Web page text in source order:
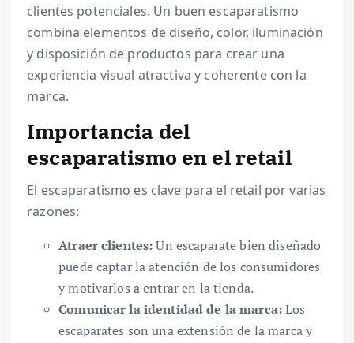
clientes potenciales. Un buen escaparatismo
combina elementos de diseño, color, iluminación
y disposición de productos para crear una
experiencia visual atractiva y coherente con la
marca.
Importancia del
escaparatismo en el retail
El escaparatismo es clave para el retail por varias
razones:
Atraer clientes:Un escaparate bien diseñado
puede captar la atención de los consumidores
y motivarlos a entrar en la tienda.
Comunicar la identidad de la marca:Los
escaparates son una extensión de la marca y